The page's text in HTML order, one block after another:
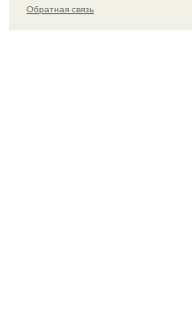
Обратная связь